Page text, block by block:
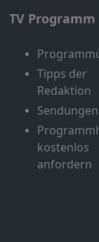
TV Programm
Tipps der
Redaktion
kostenlos
anfordern